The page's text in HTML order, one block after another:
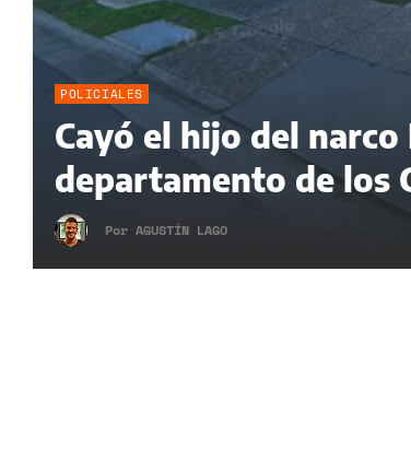
POLICIALES
Cayó el hijo del
departamento de los
Por AGUSTÍN LAGO